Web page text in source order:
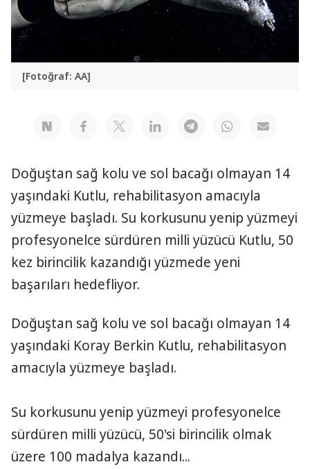
[Fotoğraf: AA]
Doğuştan sağ kolu ve sol bacağı olmayan 14
yaşındaki Kutlu, rehabilitasyon amacıyla
yüzmeye başladı. Su korkusunu yenip yüzmeyi
profesyonelce sürdüren milli yüzücü Kutlu, 50
kez birincilik kazandığı yüzmede yeni
başarıları hedefliyor.
Doğuştan sağ kolu ve sol bacağı olmayan 14
yaşındaki Koray Berkin Kutlu, rehabilitasyon
amacıyla yüzmeye başladı.
Su korkusunu yenip yüzmeyi profesyonelce
sürdüren milli yüzücü, 50'si birincilik olmak
üzere 100 madalya kazandı...